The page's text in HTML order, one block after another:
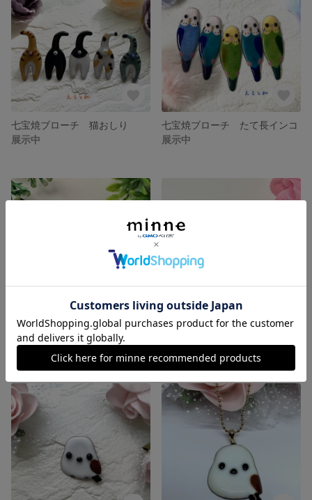
七宝焼ブローチ 猫おしり
展示中
七宝焼ブローチ たて長インコ
展示中
七宝焼ブローチ カワセミ
展示中
七宝焼ブローチ メジロ
展示中